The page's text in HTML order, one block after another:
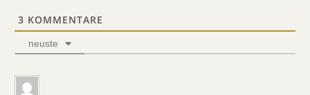
3 KOMMENTARE
neuste